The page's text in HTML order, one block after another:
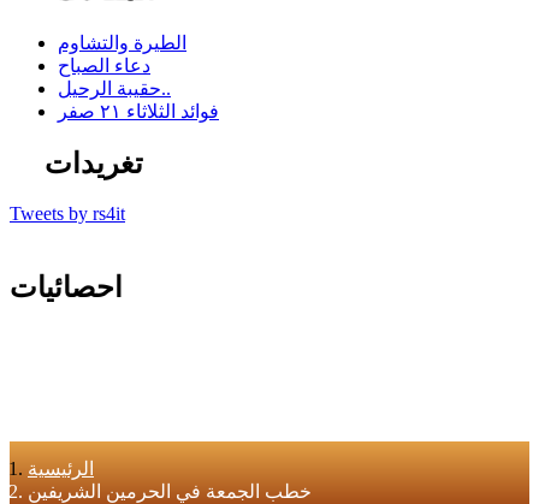
الطيرة والتشاوم
دعاء الصباح
حقيبة الرحيل..
فوائد الثلاثاء ٢١ صفر
تغريدات
Tweets by rs4it
احصائيات
الرئيسية
خطب الجمعة في الحرمين الشريفين